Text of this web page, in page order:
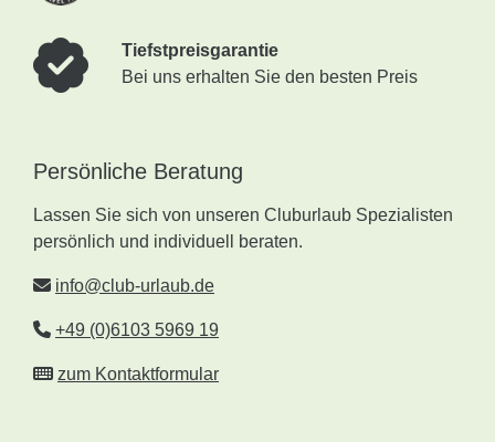
Tiefstpreisgarantie
Bei uns erhalten Sie den besten Preis
Persönliche Beratung
Lassen Sie sich von unseren Cluburlaub Spezialisten
persönlich und individuell beraten.
info@club-urlaub.de
+49 (0)6103 5969 19
zum Kontaktformular